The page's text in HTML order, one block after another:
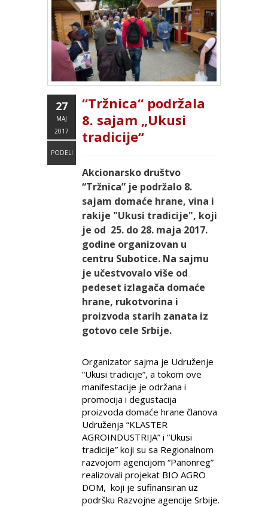
27
MAJ
2017
PODELI
“Tržnica“ podržala
8. sajam „Ukusi
tradicije“
Akcionarsko društvo
“Tržnica” je podržalo 8.
sajam domaće hrane, vina i
rakije "Ukusi tradicije", koji
je od 25. do 28. maja 2017.
godine organizovan u
centru Subotice. Na sajmu
je učestvovalo više od
pedeset izlagača domaće
hrane, rukotvorina i
proizvoda starih zanata iz
gotovo cele Srbije.
Organizator sajma je Udruženje
“Ukusi tradicije”, a tokom ove
manifestacije je održana i
promocija i degustacija
proizvoda domaće hrane članova
Udruženja “KLASTER
AGROINDUSTRIJA” i “Ukusi
tradicije” koji su sa Regionalnom
razvojom agencijom “Panonreg”
realizovali projekat BIO AGRO
DOM, koji je sufinansiran uz
podršku Razvojne agencije Srbije.